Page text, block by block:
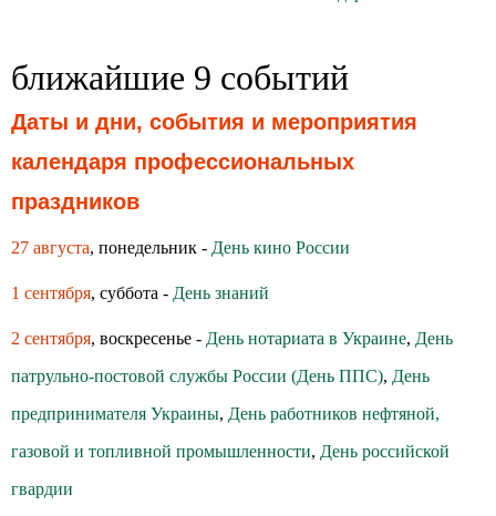
ближайшие 9 событий
Даты и дни, события и мероприятия
календаря профессиональных
праздников
27 августа, понедельник - День кино России
1 сентября, суббота - День знаний
2 сентября, воскресенье - День нотариата в Украине, День
патрульно-постовой службы России (День ППС), День
предпринимателя Украины, День работников нефтяной,
газовой и топливной промышленности, День российской
гвардии